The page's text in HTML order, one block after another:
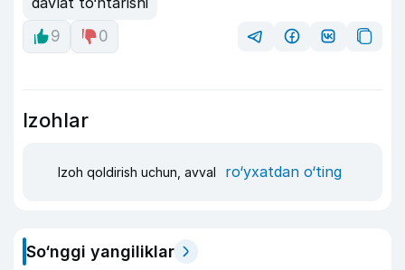
9
0
Izohlar
Izoh qoldirish uchun, avval ro‘yxatdan o‘ting
So‘nggi yangiliklar